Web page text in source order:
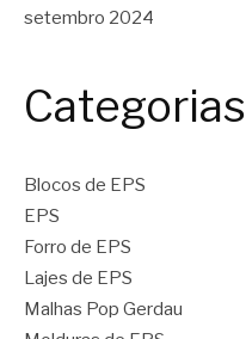
setembro 2024
Categorias
Blocos de EPS
EPS
Forro de EPS
Lajes de EPS
Malhas Pop Gerdau